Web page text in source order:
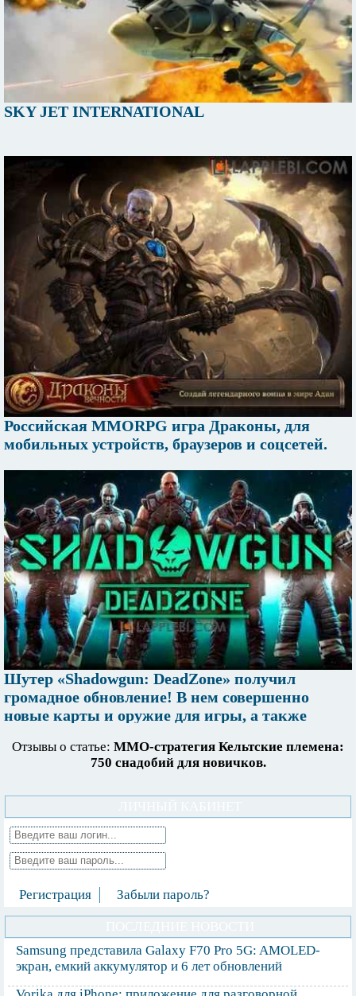
SKY JET INTERNATIONAL
Российская MMORPG игра Драконы, для
мобильных устройств, браузеров и соцсетей.
Шутер «Shadowgun: DeadZone» получил
громадное обновление! В нем совершенно
новые карты и оружие для игры, а также
Отзывы о статье: ММО-стратегия Кельтские племена:
750 снадобий для новичков.
Регистрация Забыли пароль?
Samsung представила Galaxy F70 Pro 5G: AMOLED-
экран, емкий аккумулятор и 6 лет обновлений